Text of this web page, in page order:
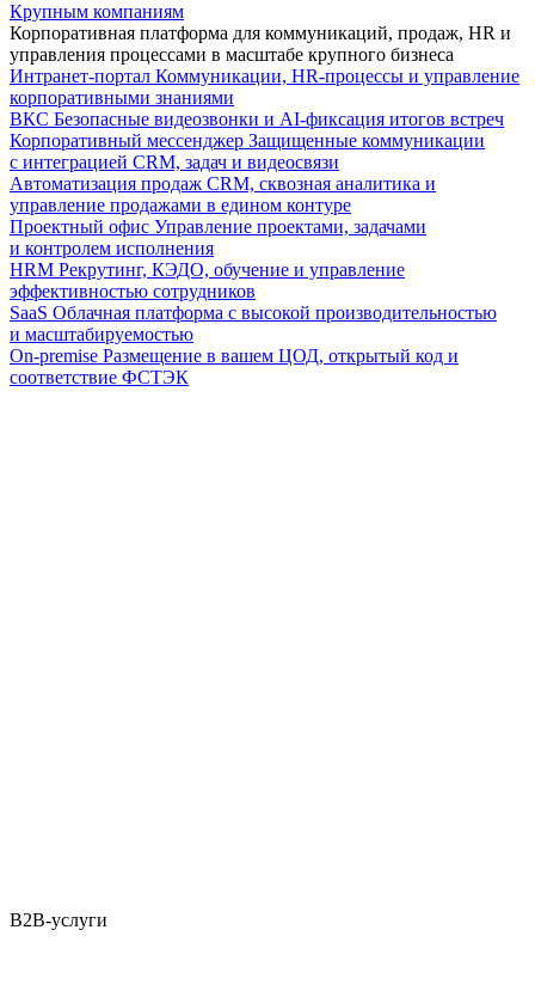
Крупным компаниям
Корпоративная платформа для коммуникаций, продаж, HR и
управления процессами в масштабе крупного бизнеса
Интранет-портал Коммуникации, HR-процессы и управление
корпоративными знаниями
ВКС Безопасные видеозвонки и AI-фиксация итогов встреч
Корпоративный мессенджер Защищенные коммуникации
с интеграцией CRM, задач и видеосвязи
Автоматизация продаж CRM, сквозная аналитика и
управление продажами в едином контуре
Проектный офис Управление проектами, задачами
и контролем исполнения
HRM Рекрутинг, КЭДО, обучение и управление
эффективностью сотрудников
SaaS Облачная платформа с высокой производительностью
и масштабируемостью
On-premise Размещение в вашем ЦОД, открытый код и
соответствие ФСТЭК
B2B-услуги